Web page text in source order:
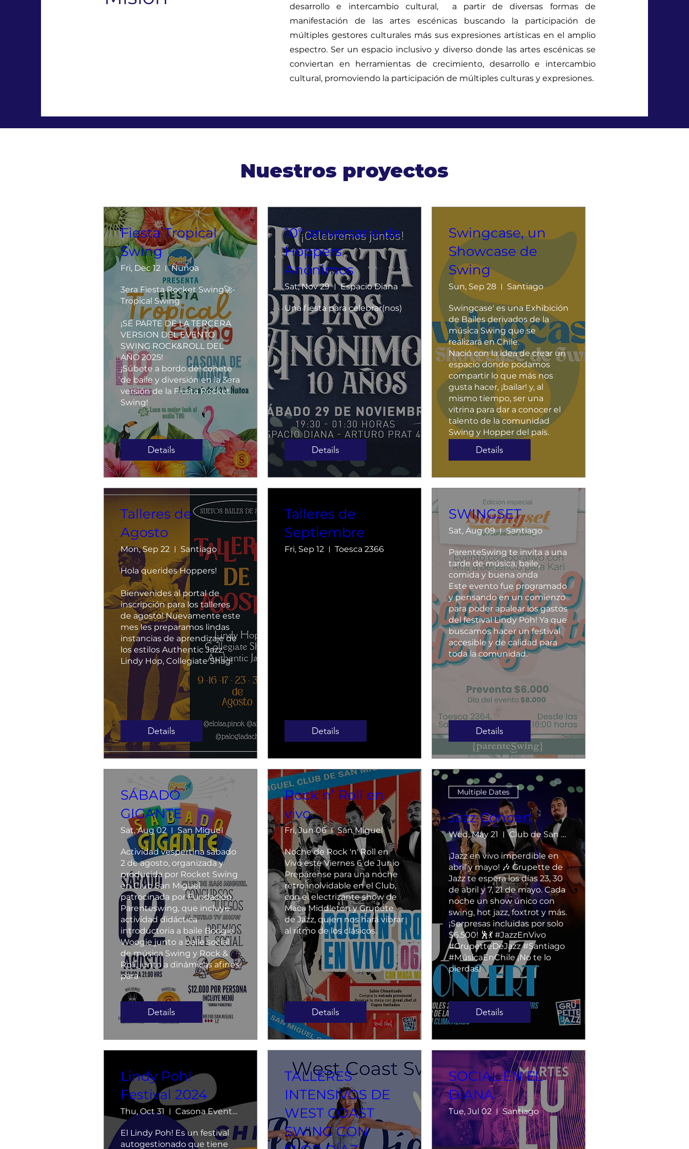
desarrollo e intercambio cultural, a partir de diversas formas de
manifestación de las artes escénicas buscando la participación de
múltiples gestores culturales más sus expresiones artísticas en el amplio
espectro. Ser un espacio inclusivo y diverso donde las artes escénicas se
conviertan en herramientas de crecimiento, desarrollo e intercambio
cultural, promoviendo la participación de múltiples culturas y expresiones.
Nuestros proyectos
Fiesta Tropical
Swing
Fri, Dec 12 Ñuñoa
3era Fiesta Rocket Swing🚀-
Tropical Swing
¡SÉ PARTE DE LA TERCERA
VERSION DEL EVENTO
SWING ROCK&ROLL DEL
AÑO 2025!
¡Súbete a bordo del cohete
de baile y diversión en la 3era
versión de la Fiesta Rocket
Swing!
Details
10° aniversario de
Hoppers
Anónimos
Sat, Nov 29 Espacio Diana
Una fiesta para celebrar(nos)
Details
Swingcase, un
Showcase de
Swing
Sun, Sep 28 Santiago
Swingcase' es una Exhibición
de Bailes derivados de la
música Swing que se
realizará en Chile.
Nació con la idea de crear un
espacio donde podamos
compartir lo que más nos
gusta hacer, ¡bailar! y, al
mismo tiempo, ser una
vitrina para dar a conocer el
talento de la comunidad
Swing y Hopper del país.
Details
Talleres de
Agosto
Mon, Sep 22 Santiago
Hola querides Hoppers!
Bienvenides al portal de
inscripción para los talleres
de agosto! Nuevamente este
mes les preparamos lindas
instancias de aprendizaje de
los estilos Authentic Jazz,
Lindy Hop, Collegiate Shag!
Details
Talleres de
Septiembre
Fri, Sep 12 Toesca 2366
Details
SWINGSET
Sat, Aug 09 Santiago
ParenteSwing te invita a una
tarde de música, baile,
comida y buena onda
Este evento fue programado
y pensando en un comienzo
para poder apalear los gastos
del festival Lindy Poh! Ya que
buscamos hacer un festival
accesible y de calidad para
Details
SÁBADO
GIGANTE
Sat, Aug 02 San Miguel
Actividad vespertina sábado
2 de agosto, organizada y
producida por Rocket Swing
en Club San Miguel
patrocinada por Fundación
Parenteswing, que incluye
actividad didáctica
introductoria a baile Boogie
Woogie junto a baile social
de música Swing y Rock &
Roll, junto a dinámicas afines
para
Details
Rock n’ Roll en
vivo.
Fri, Jun 06 San Miguel
Noche de Rock 'n' Roll en
Vivo este Viernes 6 de Junio
Prepárense para una noche
retro inolvidable en el Club,
con el electrizante show de
Maca Middleton y Grupete
de Jazz, quien nos hará vibrar
al ritmo de los clásicos.
Details
Multiple Dates
Jazz Concert
Wed, May 21 Club de San Miguel
¡Jazz en vivo imperdible en
abril y mayo! 🎶 Grupette de
Jazz te espera los días 23, 30
de abril y 7, 21 de mayo. Cada
noche un show único con
swing, hot jazz, foxtrot y más.
¡Sorpresas incluidas por solo
$6.500! 🕺💃 #JazzEnVivo
#GrupetteDeJazz #Santiago
#MúsicaEnChile ¡No te lo
pierdas!
Details
Lindy Poh!
Festival 2024
Thu, Oct 31 Casona Eventos Santa María
El Lindy Poh! Es un festival
autogestionado que tiene
TALLERES
INTENSIVOS DE
WEST COAST
SWING CON
SOCIAL EN EL
DIANA
Tue, Jul 02 Santiago